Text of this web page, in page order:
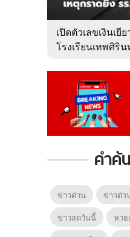
เปิดตัวเลขเงินเยี
โรงเรียนเทพศิริ
คำค้
ข่าวด่วน
ข่าวด่ว
ข่าวสดวันนี้
หวย